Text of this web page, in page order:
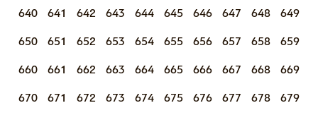
640 641 642 643 644 645 646 647 648 649
650 651 652 653 654 655 656 657 658 659
660 661 662 663 664 665 666 667 668 669
670 671 672 673 674 675 676 677 678 679